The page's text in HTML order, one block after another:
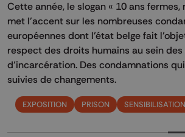
Cette année, le slogan « 10 ans fermes,
met l’accent sur les nombreuses
européennes dont l’état belge fait
respect des droits humains au sein
d’incarcération. Des condamnations
suivies de changements.
EXPOSITION PRISON SENSIBILISATION